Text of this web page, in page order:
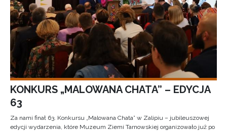
KONKURS „MALOWANA CHATA” – EDYCJA
63
Za nami finał 63. Konkursu „Malowana Chata” w Zalipiu – jubileuszowej
edycji wydarzenia, które Muzeum Ziemi Tarnowskiej organizowało już po